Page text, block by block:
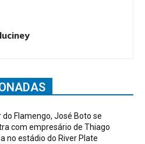
luciney
do Flamengo, José Boto se
com empresário de Thiago
no estádio do River Plate